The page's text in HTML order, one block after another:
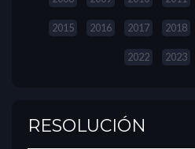
2015 2016 2017 2018
2022 2023
RESOLUCIÓN